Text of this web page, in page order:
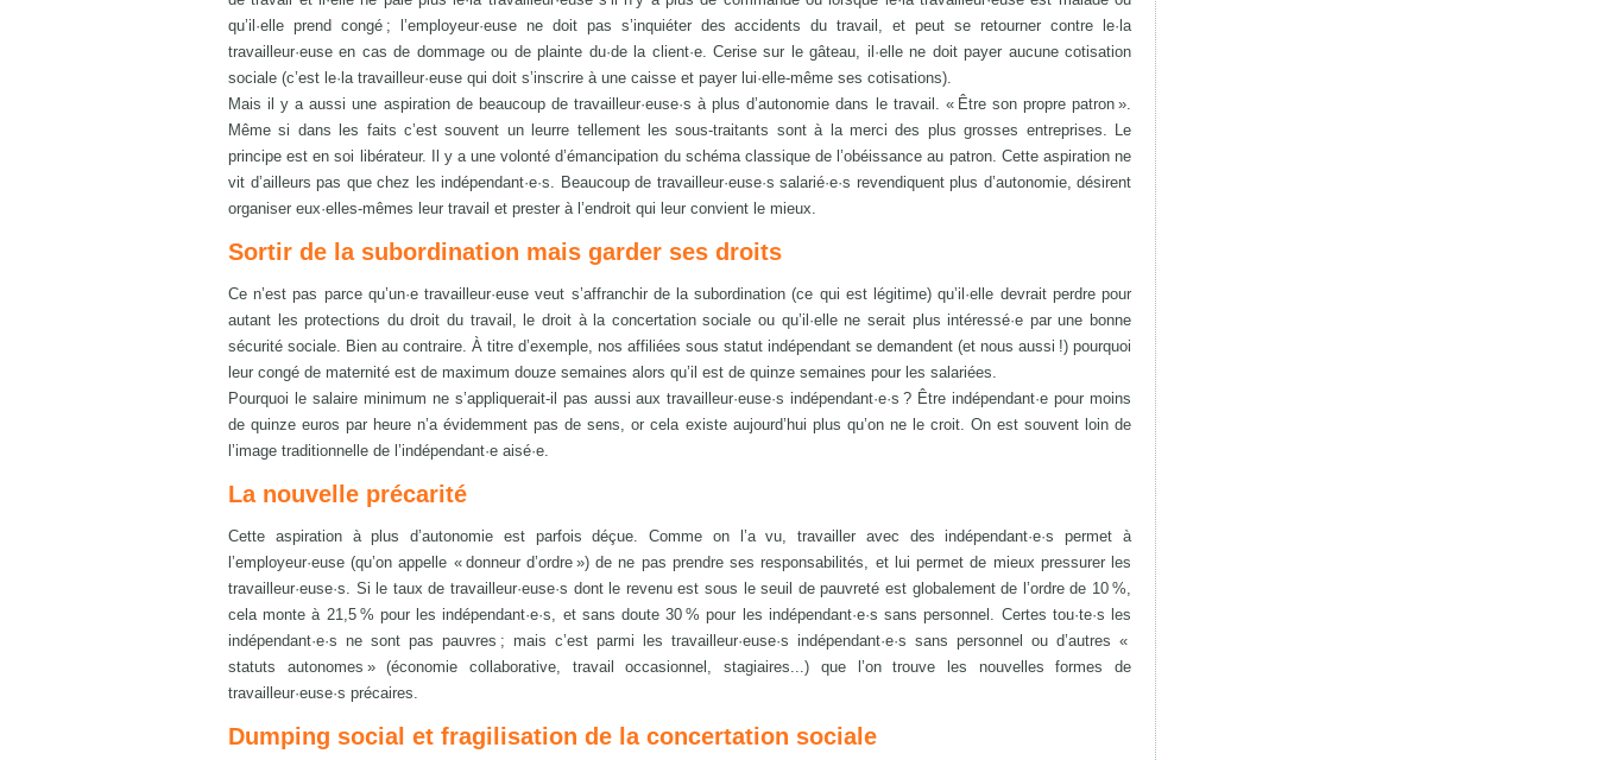
qu’il·elle prend congé ; l’employeur·euse ne doit pas s’inquiéter des accidents du travail, et peut se retourner contre le·la
travailleur·euse en cas de dommage ou de plainte du·de la client·e. Cerise sur le gâteau, il·elle ne doit payer aucune cotisation
sociale (c’est le·la travailleur·euse qui doit s’inscrire à une caisse et payer lui·elle-même ses cotisations).
Mais il y a aussi une aspiration de beaucoup de travailleur·euse·s à plus d’autonomie dans le travail. « Être son propre patron ».
Même si dans les faits c’est souvent un leurre tellement les sous-traitants sont à la merci des plus grosses entreprises. Le
principe est en soi libérateur. Il y a une volonté d’émancipation du schéma classique de l’obéissance au patron. Cette aspiration ne
vit d’ailleurs pas que chez les indépendant·e·s. Beaucoup de travailleur·euse·s salarié·e·s revendiquent plus d’autonomie, désirent
organiser eux·elles-mêmes leur travail et prester à l’endroit qui leur convient le mieux.
Sortir de la subordination mais garder ses droits
Ce n’est pas parce qu’un·e travailleur·euse veut s’affranchir de la subordination (ce qui est légitime) qu’il·elle devrait perdre pour
autant les protections du droit du travail, le droit à la concertation sociale ou qu’il·elle ne serait plus intéressé·e par une bonne
sécurité sociale. Bien au contraire. À titre d’exemple, nos affiliées sous statut indépendant se demandent (et nous aussi !) pourquoi
leur congé de maternité est de maximum douze semaines alors qu’il est de quinze semaines pour les salariées.
Pourquoi le salaire minimum ne s’appliquerait-il pas aussi aux travailleur·euse·s indépendant·e·s ? Être indépendant·e pour moins
de quinze euros par heure n’a évidemment pas de sens, or cela existe aujourd’hui plus qu’on ne le croit. On est souvent loin de
l’image traditionnelle de l’indépendant·e aisé·e.
La nouvelle précarité
Cette aspiration à plus d’autonomie est parfois déçue. Comme on l’a vu, travailler avec des indépendant·e·s permet à
l’employeur·euse (qu’on appelle « donneur d’ordre ») de ne pas prendre ses responsabilités, et lui permet de mieux pressurer les
travailleur·euse·s. Si le taux de travailleur·euse·s dont le revenu est sous le seuil de pauvreté est globalement de l’ordre de 10 %,
cela monte à 21,5 % pour les indépendant·e·s, et sans doute 30 % pour les indépendant·e·s sans personnel. Certes tou·te·s les
indépendant·e·s ne sont pas pauvres ; mais c’est parmi les travailleur·euse·s indépendant·e·s sans personnel ou d’autres «
statuts autonomes » (économie collaborative, travail occasionnel, stagiaires...) que l’on trouve les nouvelles formes de
travailleur·euse·s précaires.
Dumping social et fragilisation de la concertation sociale